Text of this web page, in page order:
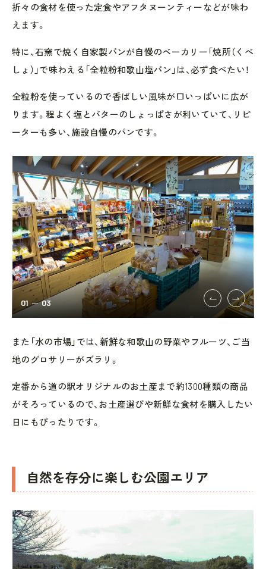
折々の食材を使った定食やアフタヌーンティーなどが味わ
えます。
特に、石窯で焼く自家製パンが自慢のベーカリー「焼所（くべ
しょ）」で味わえる「全粒粉和歌山塩パン」は、必ず食べたい！
全粒粉を使っているので香ばしい風味が口いっぱいに広が
ります。程よく塩とバターのしょっぱさが利いていて、リピ
ーターも多い、施設自慢のパンです。
01 03
また「水の市場」では、新鮮な和歌山の野菜やフルーツ、ご当
地のグロサリーがズラリ。
定番から道の駅オリジナルのお土産まで約1300種類の商品
がそろっているので、お土産選びや新鮮な食材を購入したい
日にもぴったりです。
自然を存分に楽しむ公園エリア